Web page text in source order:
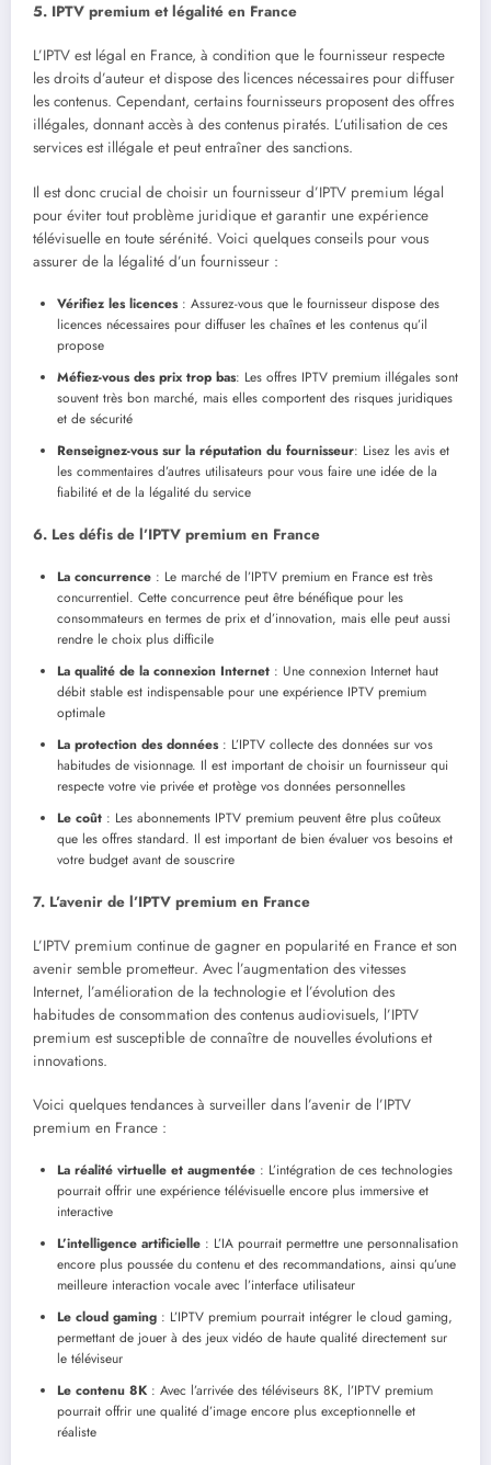
5. IPTV premium et légalité en France
L’IPTV est légal en France, à condition que le fournisseur respecte
les droits d’auteur et dispose des licences nécessaires pour diffuser
les contenus. Cependant, certains fournisseurs proposent des offres
illégales, donnant accès à des contenus piratés. L’utilisation de ces
services est illégale et peut entraîner des sanctions.
Il est donc crucial de choisir un fournisseur d’IPTV premium légal
pour éviter tout problème juridique et garantir une expérience
télévisuelle en toute sérénité. Voici quelques conseils pour vous
assurer de la légalité d’un fournisseur :
Vérifiez les licences: Assurez-vous que le fournisseur dispose des
licences nécessaires pour diffuser les chaînes et les contenus qu’il
propose
Méfiez-vous des prix trop bas: Les offres IPTV premium illégales sont
souvent très bon marché, mais elles comportent des risques juridiques
et de sécurité
Renseignez-vous sur la réputation du fournisseur: Lisez les avis et
les commentaires d’autres utilisateurs pour vous faire une idée de la
fiabilité et de la légalité du service
6. Les défis de l’IPTV premium en France
La concurrence : Le marché de l’IPTV premium en France est très
concurrentiel. Cette concurrence peut être bénéfique pour les
consommateurs en termes de prix et d’innovation, mais elle peut aussi
rendre le choix plus difficile
La qualité de la connexion Internet : Une connexion Internet haut
débit stable est indispensable pour une expérience IPTV premium
optimale
La protection des données: L’IPTV collecte des données sur vos
habitudes de visionnage. Il est important de choisir un fournisseur qui
respecte votre vie privée et protège vos données personnelles
Le coût : Les abonnements IPTV premium peuvent être plus coûteux
que les offres standard. Il est important de bien évaluer vos besoins et
votre budget avant de souscrire
7. L’avenir de l’IPTV premium en France
L’IPTV premium continue de gagner en popularité en France et son
avenir semble prometteur. Avec l’augmentation des vitesses
Internet, l’amélioration de la technologie et l’évolution des
habitudes de consommation des contenus audiovisuels, l’IPTV
premium est susceptible de connaître de nouvelles évolutions et
innovations.
Voici quelques tendances à surveiller dans l’avenir de l’IPTV
premium en France :
La réalité virtuelle et augmentée : L’intégration de ces technologies
pourrait offrir une expérience télévisuelle encore plus immersive et
interactive
L’intelligence artificielle : L’IA pourrait permettre une personnalisation
encore plus poussée du contenu et des recommandations, ainsi qu’une
meilleure interaction vocale avec l’interface utilisateur
Le cloud gaming : L’IPTV premium pourrait intégrer le cloud gaming,
permettant de jouer à des jeux vidéo de haute qualité directement sur
le téléviseur
Le contenu 8K : Avec l’arrivée des téléviseurs 8K, l’IPTV premium
pourrait offrir une qualité d’image encore plus exceptionnelle et
réaliste